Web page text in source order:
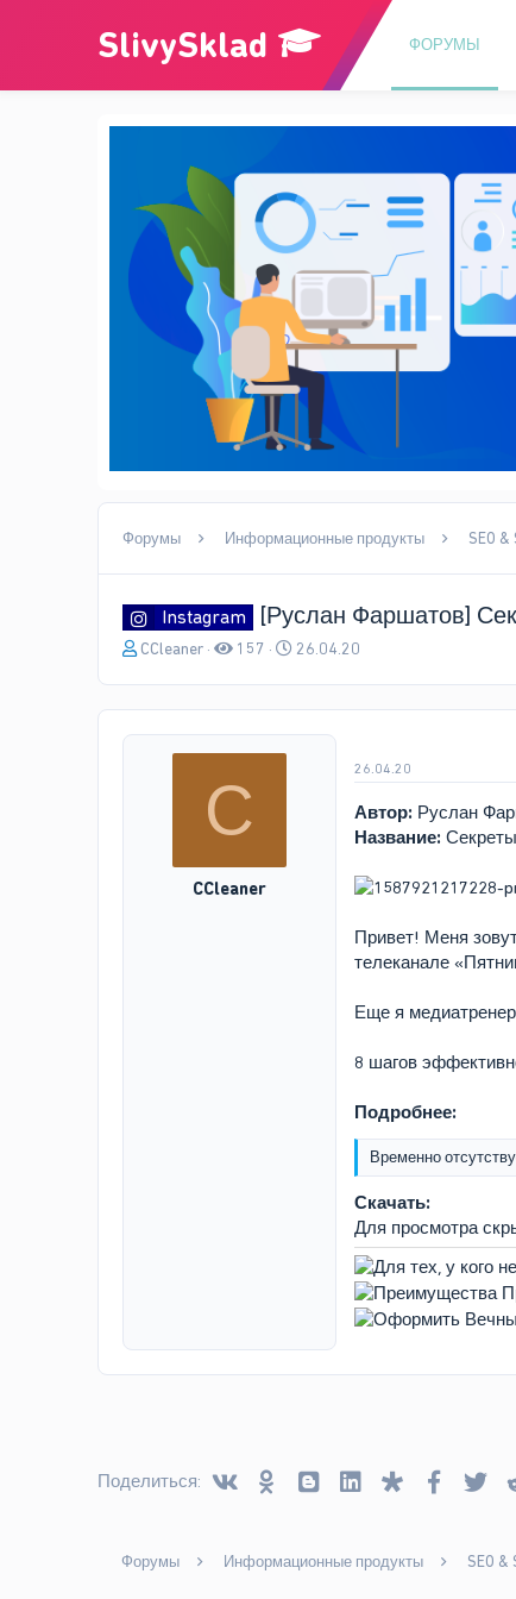
ФОРУМЫ
Форумы Информационные продукты SEO &
Instagram [Руслан Фаршатов]
А
о
р
CCleaner 157
Д
а
н
26.04.20
C
CCleaner
26.04.20
Автор: Руслан
Название:
Привет! Меня
телеканале
Еще я
8 шагов
Подробнее:
Временно
Скачать:
Для просмотра
Поделиться: VkontakteOdnoklassniki
BloggerLinked InDiasporaFacebook
Форумы Информационные продукты SEO &